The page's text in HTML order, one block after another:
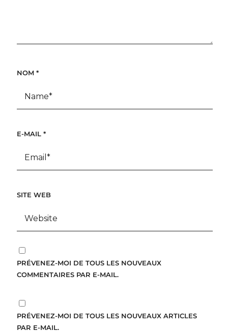
NOM *
E-MAIL *
SITE WEB
PRÉVENEZ-MOI DE TOUS LES NOUVEAUX
COMMENTAIRES PAR E-MAIL.
PRÉVENEZ-MOI DE TOUS LES NOUVEAUX ARTICLES
PAR E-MAIL.